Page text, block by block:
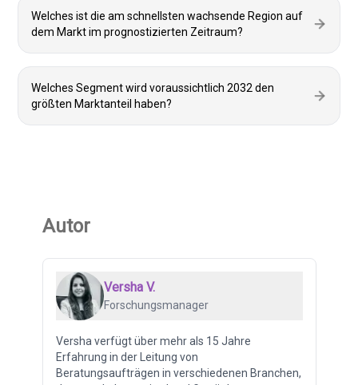
Welches ist die am schnellsten wachsende Region auf
dem Markt im prognostizierten Zeitraum?
Welches Segment wird voraussichtlich 2032 den
größten Marktanteil haben?
Autor
Versha V.
Forschungsmanager
Versha verfügt über mehr als 15 Jahre
Erfahrung in der Leitung von
Beratungsaufträgen in verschiedenen Branchen,